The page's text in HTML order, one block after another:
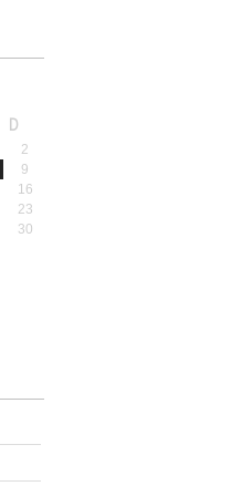
D
2
9
16
23
30